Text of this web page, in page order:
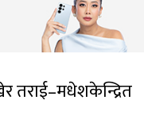
तराई–मधेशकेन्द्रित